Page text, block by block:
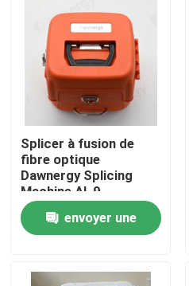
Maison
Splicer à fusion de
fibre optique
Dawnergy Splicing
Machine AI-9
envoyer une